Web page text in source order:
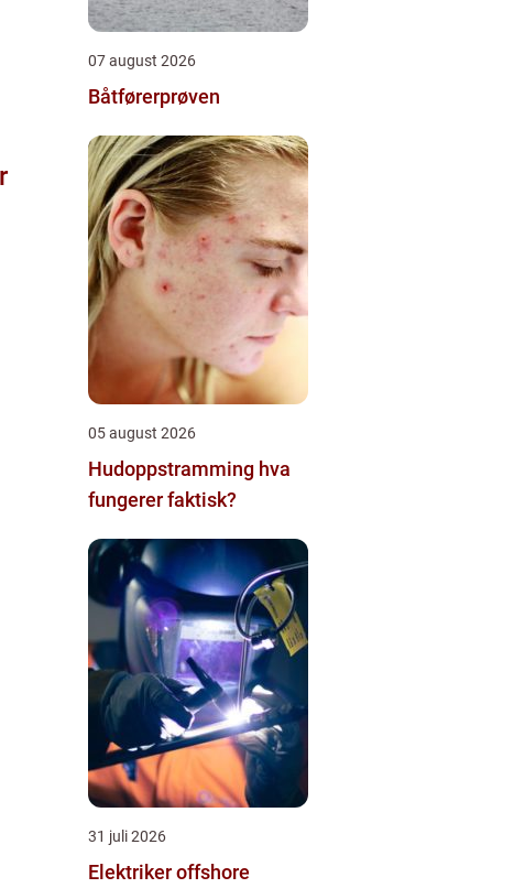
07 august 2026
Båtførerprøven
05 august 2026
Hudoppstramming hva
fungerer faktisk?
31 juli 2026
Elektriker offshore